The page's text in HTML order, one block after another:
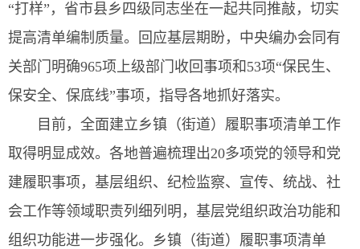
“打样”，省市县乡四级同志坐在一起共同推敲，切实
提高清单编制质量。回应基层期盼，中央编办会同有
关部门明确965项上级部门收回事项和53项“保民生、
保安全、保底线”事项，指导各地抓好落实。
目前，全面建立乡镇（街道）履职事项清单工作
取得明显成效。各地普遍梳理出20多项党的领导和党
建履职事项，基层组织、纪检监察、宣传、统战、社
会工作等领域职责列细列明，基层党组织政治功能和
组织功能进一步强化。乡镇（街道）履职事项清单